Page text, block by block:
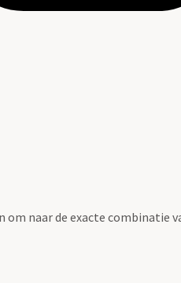
om naar de exacte combinatie